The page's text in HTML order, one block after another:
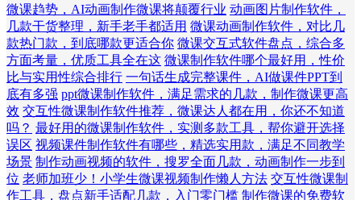
微课趋势，AI动画制作微课将颠覆行业 动画图片制作软件，
几款干货整理，新手老手都适用 微课动画制作软件，对比几
款热门款，到底哪款更适合你 微课交互式软件盘点，综合多
方面考量，优质工具全在这 微课制作软件哪个最好用，性价
比与实用性综合排行 一句话生成完整课件，AI做课件PPT到
底有多强 ppt微课制作软件，满足需求的几款，制作微课更高
效 交互性微课制作软件推荐，微课达人都在用，你还不知道
吗？ 最好用的微课制作软件，实测多款工具，帮你避开选择
误区 视频课件制作软件有哪些，精选实用款，满足不同教学
场景 制作动画视频的软件，搜罗全面几款，动画制作一步到
位 老师加班少！小学生微课视频制作懒人方法 交互性微课制
作工具，盘点新手适配几款，入门零门槛 制作微课的免费软